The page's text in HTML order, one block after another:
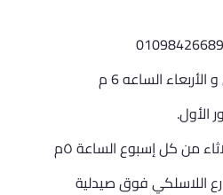
الساعه 6 م
من كل إسبوع الساعة ٥م
5 على 1 شارع اللاسلكي فوق صيدلية